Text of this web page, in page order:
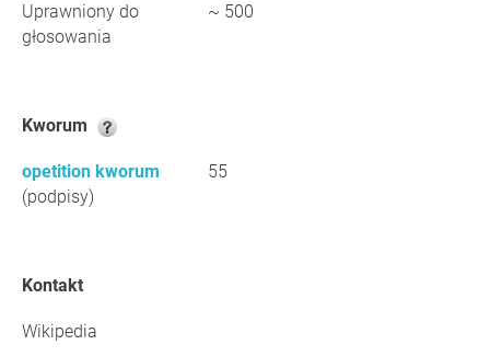
Uprawniony do
głosowania
~ 500
Kworum
opetition kworum
(podpisy)
55
Kontakt
Wikipedia